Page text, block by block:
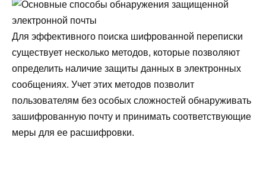
Для эффективного поиска шифрованной переписки
существует несколько методов, которые позволяют
определить наличие защиты данных в электронных
сообщениях. Учет этих методов позволит
пользователям без особых сложностей обнаруживать
зашифрованную почту и принимать соответствующие
меры для ее расшифровки.